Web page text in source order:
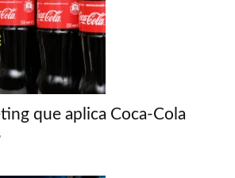
que aplica Coca-Cola